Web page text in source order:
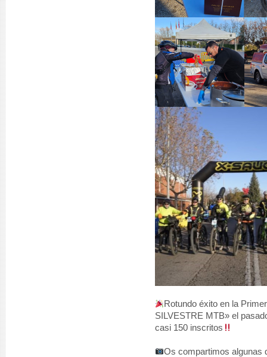
Rotundo éxito en la
SILVESTRE MTB» el
casi 150 inscritos
Os compartimos algunas